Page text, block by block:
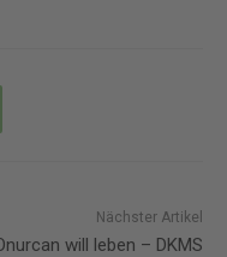
Nächster Artikel
will leben – DKMS